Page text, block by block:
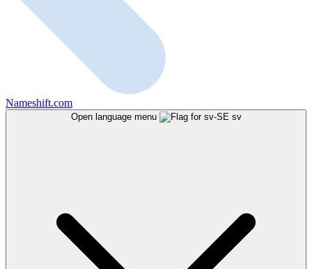
Nameshift.com
Open language menu sv